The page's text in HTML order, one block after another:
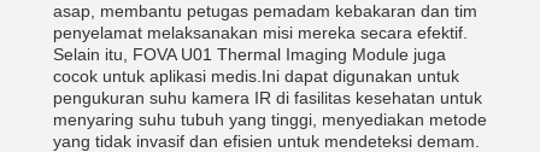
asap, membantu petugas pemadam kebakaran dan tim
penyelamat melaksanakan misi mereka secara efektif.
Selain itu, FOVA U01 Thermal Imaging Module juga
cocok untuk aplikasi medis.Ini dapat digunakan untuk
pengukuran suhu kamera IR di fasilitas kesehatan untuk
menyaring suhu tubuh yang tinggi, menyediakan metode
yang tidak invasif dan efisien untuk mendeteksi demam.